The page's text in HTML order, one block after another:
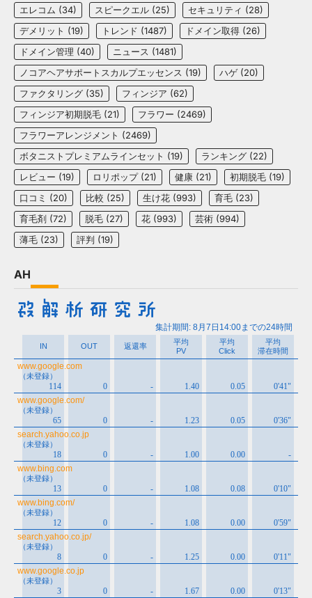
エレコム (34) スピークエル (25) セキュリティ (28)
デメリット (19) トレンド (1487) ドメイン取得 (26)
ドメイン管理 (40) ニュース (1481)
ノコアヘアサポートスカルプエッセンス (19) ハゲ (20)
ファクタリング (35) フィンジア (62)
フィンジア初期脱毛 (21) フラワー (2469)
フラワーアレンジメント (2469)
ボタニストプレミアムラインセット (19) ランキング (22)
レビュー (19) ロリポップ(21) 健康 (21) 初期脱毛 (19)
口コミ (20) 比較 (25) 生け花 (993) 育毛 (23)
育毛剤 (72) 脱毛 (27) 花 (993) 芸術 (994)
薄毛 (23) 評判 (19)
AH